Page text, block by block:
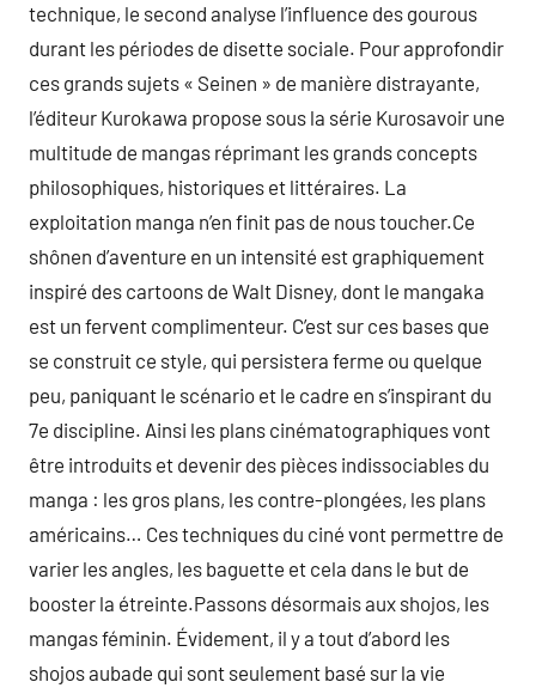
technique, le second analyse l’influence des gourous
durant les périodes de disette sociale. Pour approfondir
ces grands sujets « Seinen » de manière distrayante,
l’éditeur Kurokawa propose sous la série Kurosavoir une
multitude de mangas réprimant les grands concepts
philosophiques, historiques et littéraires. La
exploitation manga n’en finit pas de nous toucher.Ce
shônen d’aventure en un intensité est graphiquement
inspiré des cartoons de Walt Disney, dont le mangaka
est un fervent complimenteur. C’est sur ces bases que
se construit ce style, qui persistera ferme ou quelque
peu, paniquant le scénario et le cadre en s’inspirant du
7e discipline. Ainsi les plans cinématographiques vont
être introduits et devenir des pièces indissociables du
manga : les gros plans, les contre-plongées, les plans
américains… Ces techniques du ciné vont permettre de
varier les angles, les baguette et cela dans le but de
booster la étreinte.Passons désormais aux shojos, les
mangas féminin. Évidement, il y a tout d’abord les
shojos aubade qui sont seulement basé sur la vie